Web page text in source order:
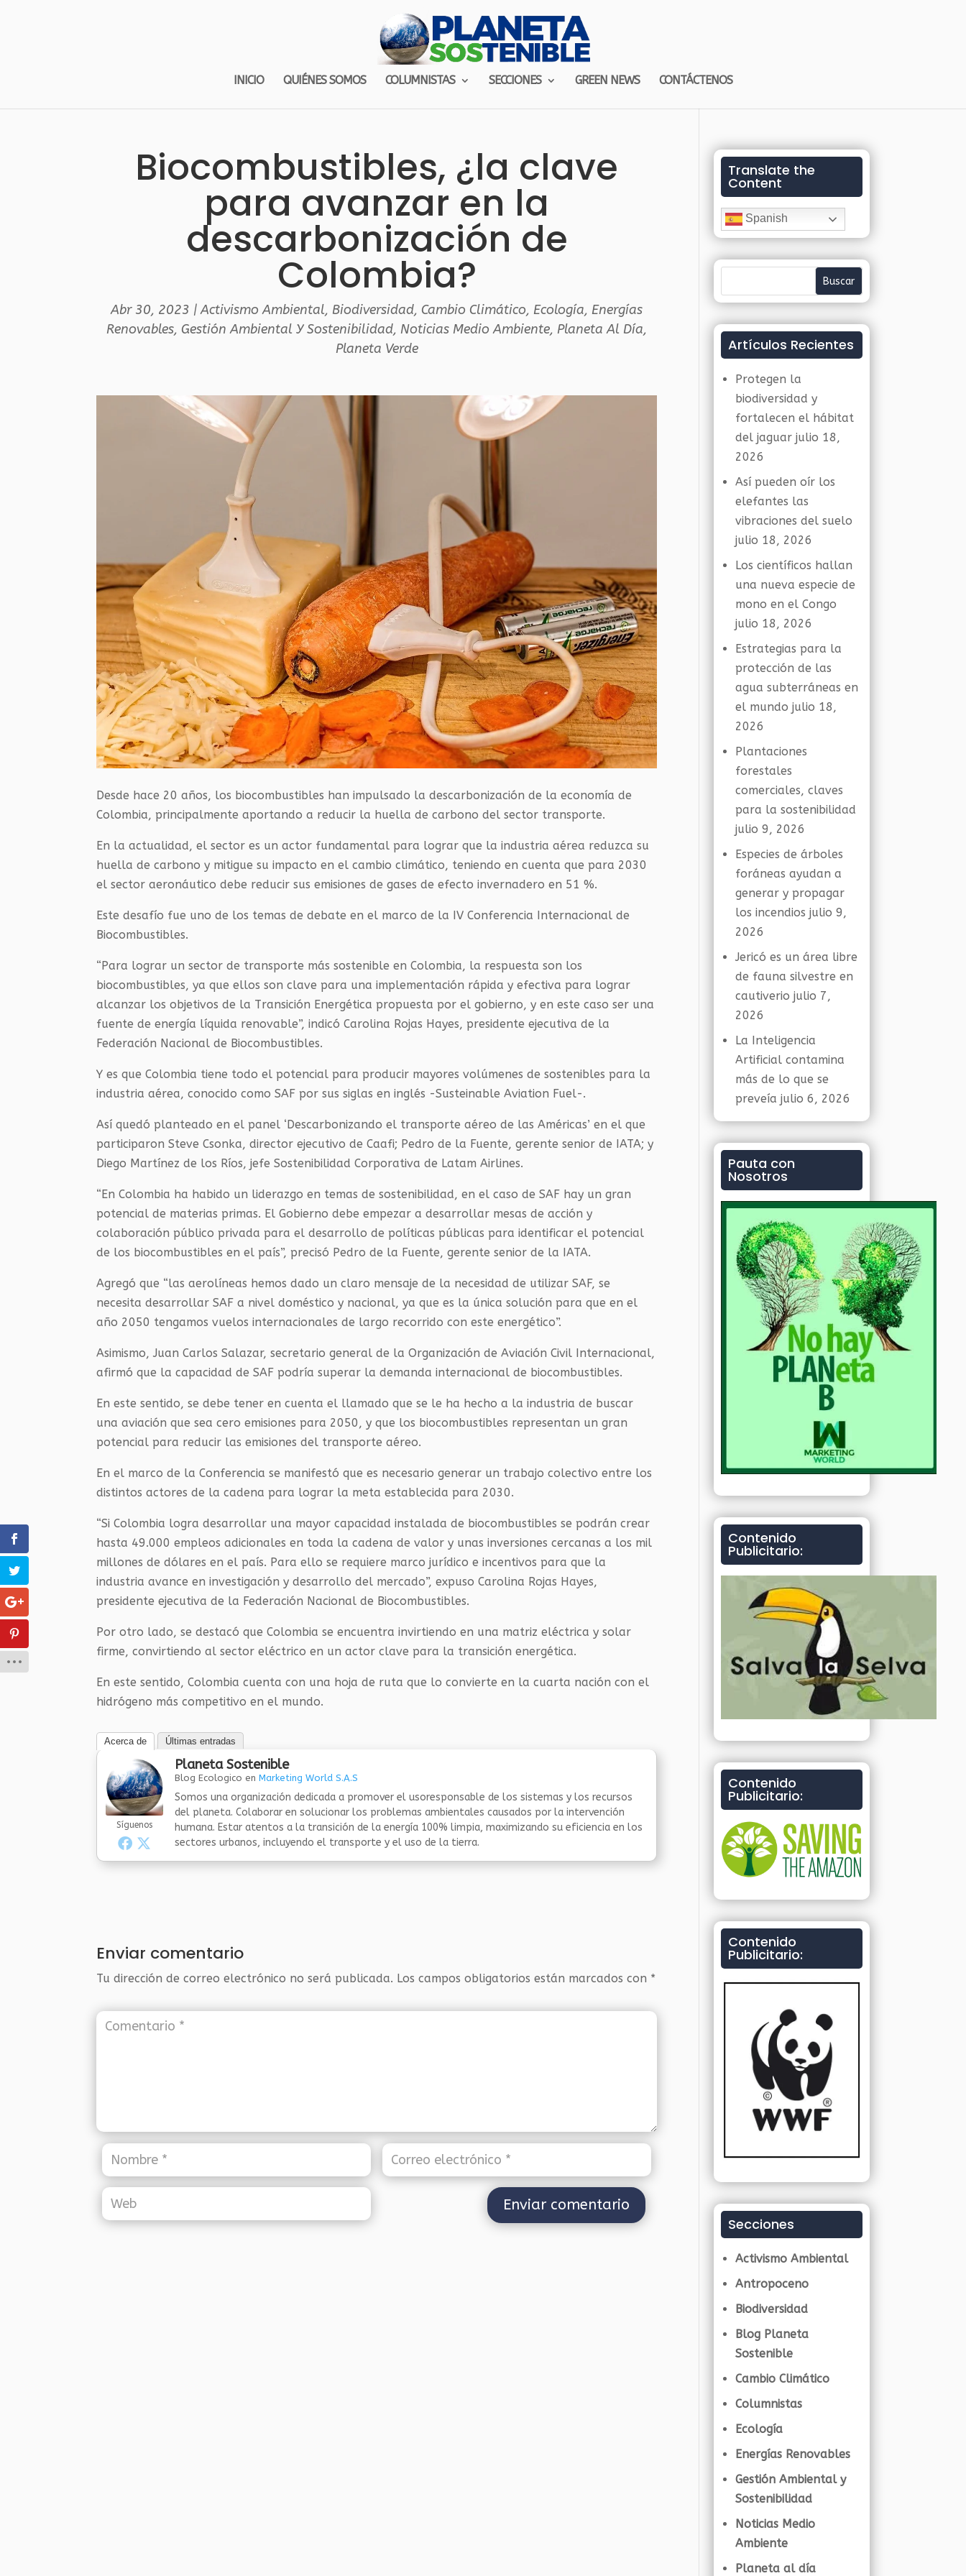
INICIO QUIÉNES SOMOS COLUMNISTAS SECCIONES GREEN NEWS CONTÁCTENOS
Biocombustibles, ¿la clave
para avanzar en la
descarbonización de
Colombia?
Abr 30, 2023 |Activismo Ambiental, Biodiversidad, Cambio Climático,Ecología,Energías
Renovables, Gestión Ambiental Y Sostenibilidad,Noticias Medio Ambiente,Planeta Al Día,
Planeta Verde
Desde hace 20 años, los biocombustibles han impulsado la descarbonización de la economía de
Colombia, principalmente aportando a reducir la huella de carbono del sector transporte.
En la actualidad, el sector es un actor fundamental para lograr que la industria aérea reduzca su
huella de carbono y mitigue su impacto en el cambio climático, teniendo en cuenta que para 2030
el sector aeronáutico debe reducir sus emisiones de gases de efecto invernadero en 51 %.
Este desafío fue uno de los temas de debate en el marco de la IV Conferencia Internacional de
Biocombustibles.
“Para lograr un sector de transporte más sostenible en Colombia, la respuesta son los
biocombustibles, ya que ellos son clave para una implementación rápida y efectiva para lograr
alcanzar los objetivos de la Transición Energética propuesta por el gobierno, y en este caso ser una
fuente de energía líquida renovable”, indicó Carolina Rojas Hayes, presidente ejecutiva de la
Federación Nacional de Biocombustibles.
Y es que Colombia tiene todo el potencial para producir mayores volúmenes de sostenibles para la
industria aérea, conocido como SAF por sus siglas en inglés -Susteinable Aviation Fuel-.
Así quedó planteado en el panel ‘Descarbonizando el transporte aéreo de las Américas’ en el que
participaron Steve Csonka, director ejecutivo de Caafi; Pedro de la Fuente, gerente senior de IATA; y
Diego Martínez de los Ríos, jefe Sostenibilidad Corporativa de Latam Airlines.
“En Colombia ha habido un liderazgo en temas de sostenibilidad, en el caso de SAF hay un gran
potencial de materias primas. El Gobierno debe empezar a desarrollar mesas de acción y
colaboración público privada para el desarrollo de políticas públicas para identificar el potencial
de los biocombustibles en el país”, precisó Pedro de la Fuente, gerente senior de la IATA.
Agregó que “las aerolíneas hemos dado un claro mensaje de la necesidad de utilizar SAF, se
necesita desarrollar SAF a nivel doméstico y nacional, ya que es la única solución para que en el
año 2050 tengamos vuelos internacionales de largo recorrido con este energético”.
Asimismo, Juan Carlos Salazar, secretario general de la Organización de Aviación Civil Internacional,
afirmó que la capacidad de SAF podría superar la demanda internacional de biocombustibles.
En este sentido, se debe tener en cuenta el llamado que se le ha hecho a la industria de buscar
una aviación que sea cero emisiones para 2050, y que los biocombustibles representan un gran
potencial para reducir las emisiones del transporte aéreo.
En el marco de la Conferencia se manifestó que es necesario generar un trabajo colectivo entre los
distintos actores de la cadena para lograr la meta establecida para 2030.
“Si Colombia logra desarrollar una mayor capacidad instalada de biocombustibles se podrán crear
hasta 49.000 empleos adicionales en toda la cadena de valor y unas inversiones cercanas a los mil
millones de dólares en el país. Para ello se requiere marco jurídico e incentivos para que la
industria avance en investigación y desarrollo del mercado”, expuso Carolina Rojas Hayes,
presidente ejecutiva de la Federación Nacional de Biocombustibles.
Por otro lado, se destacó que Colombia se encuentra invirtiendo en una matriz eléctrica y solar
firme, convirtiendo al sector eléctrico en un actor clave para la transición energética.
En este sentido, Colombia cuenta con una hoja de ruta que lo convierte en la cuarta nación con el
hidrógeno más competitivo en el mundo.
Acerca de Últimas entradas
Síguenos
Planeta Sostenible
Blog Ecologico enMarketing World S.A.S
Somos una organización dedicada a promover el usoresponsable de los sistemas y los recursos
del planeta. Colaborar en solucionar los problemas ambientales causados por la intervención
humana. Estar atentos a la transición de la energía 100% limpia, maximizando su eficiencia en los
sectores urbanos, incluyendo el transporte y el uso de la tierra.
Enviar comentario
Tu dirección de correo electrónico no será publicada. Los campos obligatorios están marcados con *
Translate the
Content
Spanish
Artículos Recientes
Protegen la
biodiversidad y
fortalecen el hábitat
del jaguar julio 18,
2026
Así pueden oír los
elefantes las
vibraciones del suelo
julio 18, 2026
Los científicos hallan
una nueva especie de
mono en el Congo
julio 18, 2026
Estrategias para la
protección de las
agua subterráneas en
el mundo julio 18,
2026
Plantaciones
forestales
comerciales, claves
para la sostenibilidad
julio 9, 2026
Especies de árboles
foráneas ayudan a
generar y propagar
los incendios julio 9,
2026
Jericó es un área libre
de fauna silvestre en
cautiverio julio 7,
2026
La Inteligencia
Artificial contamina
más de lo que se
preveía julio 6, 2026
Pauta con
Nosotros
Contenido
Publicitario:
Contenido
Publicitario:
Contenido
Publicitario:
Secciones
Activismo Ambiental
Antropoceno
Biodiversidad
Blog Planeta
Sostenible
Cambio Climático
Columnistas
Ecología
Energías Renovables
Gestión Ambiental y
Sostenibilidad
Noticias Medio
Ambiente
Planeta al día